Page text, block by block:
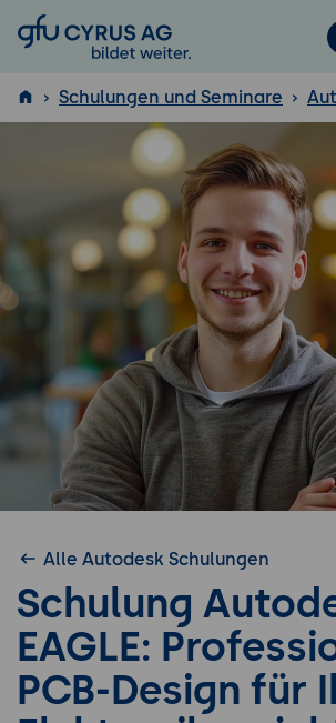
GFU Cyrus AG
ISTQB ®
Schulungen und Seminare
Alle Autodesk Schulungen
Schulung
EAGLE:
PCB-Design für